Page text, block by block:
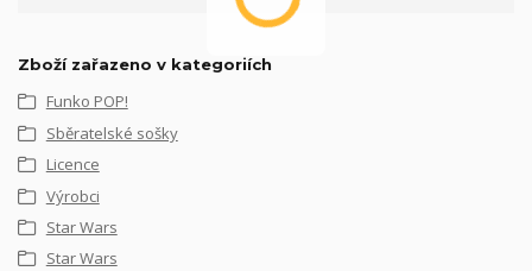
Zboží zařazeno v kategoriích
Funko POP!
Sběratelské sošky
Licence
Výrobci
Star Wars
Star Wars